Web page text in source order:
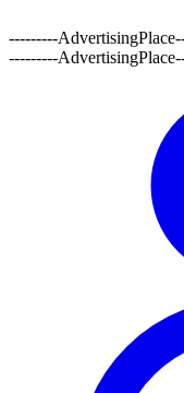
---------
---------